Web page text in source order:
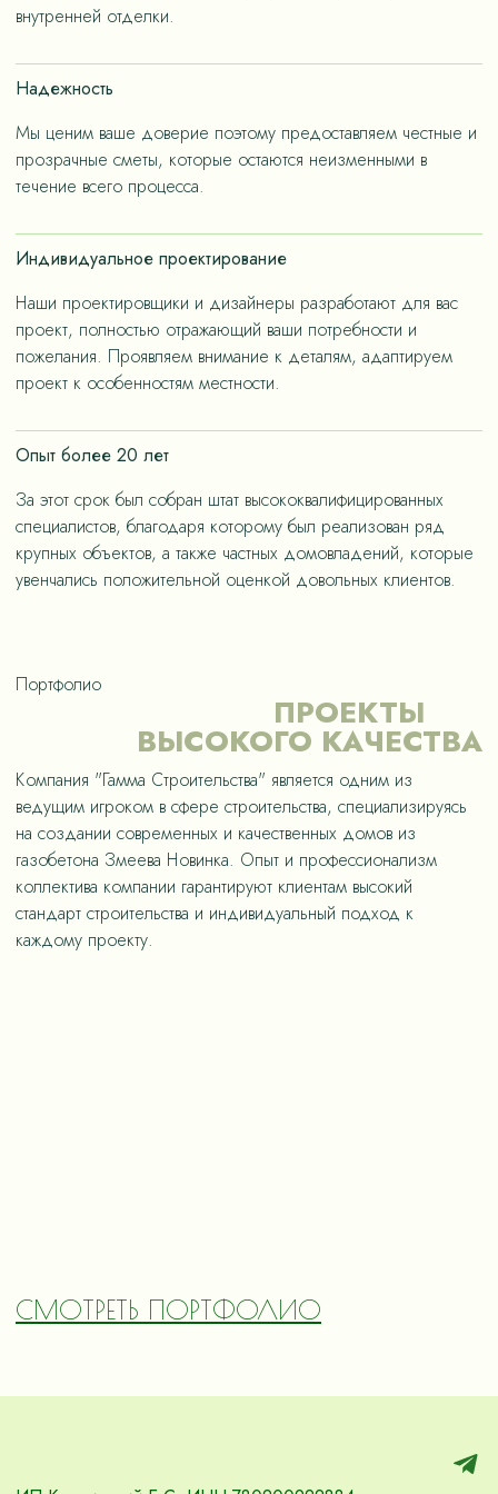
членов семьи.
– не только эстетичные, но и долговечные, как за
счет дизайнерских решений, ориентированных на
«медленную моду».
внутренней отделки.
Надежность
Мы ценим ваше доверие поэтому предоставляем честные и
прозрачные сметы, которые остаются неизменными в
течение всего процесса.
Индивидуальное проектирование
Наши проектировщики и дизайнеры разработают для вас
проект, полностью отражающий ваши потребности и
пожелания. Проявляем внимание к деталям, адаптируем
проект к особенностям местности.
Опыт более 20 лет
За этот срок был собран штат высококвалифицированных
специалистов, благодаря которому был реализован ряд
крупных объектов, а также частных домовладений, которые
увенчались положительной оценкой довольных клиентов.
Портфолио
ПРОЕКТЫ
ВЫСОКОГО КАЧЕСТВА
Компания "Гамма Строительства" является одним из
ведущим игроком в сфере строительства, специализируясь
на создании современных и качественных домов из
газобетона Змеева Новинка. Опыт и профессионализм
коллектива компании гарантируют клиентам высокий
стандарт строительства и индивидуальный подход к
каждому проекту.
СМОТРЕТЬ ПОРТФОЛИО